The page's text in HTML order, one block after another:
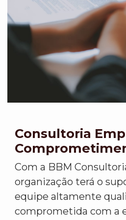
Consultoria
Com a BBM
organização terá o
equipe altamente
comprometida com a